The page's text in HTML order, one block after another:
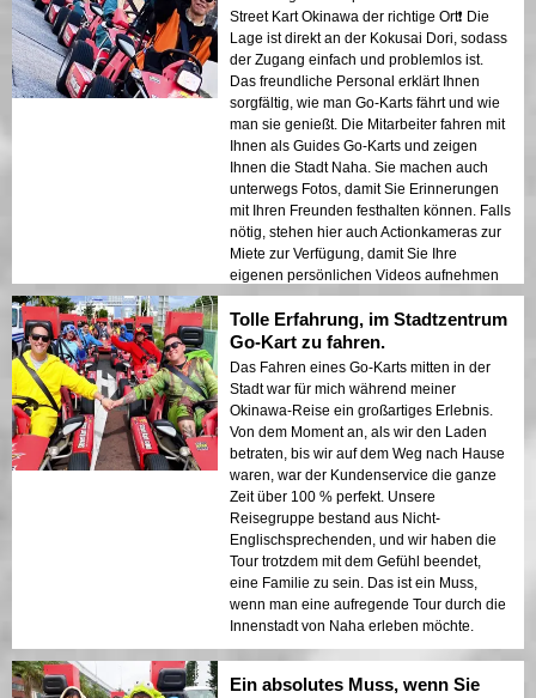
Street Kart Okinawa der richtige Ort❗️ Die
Lage ist direkt an der Kokusai Dori, sodass
der Zugang einfach und problemlos ist.
Das freundliche Personal erklärt Ihnen
sorgfältig, wie man Go-Karts fährt und wie
man sie genießt. Die Mitarbeiter fahren mit
Ihnen als Guides Go-Karts und zeigen
Ihnen die Stadt Naha. Sie machen auch
unterwegs Fotos, damit Sie Erinnerungen
mit Ihren Freunden festhalten können. Falls
nötig, stehen hier auch Actionkameras zur
Miete zur Verfügung, damit Sie Ihre
eigenen persönlichen Videos aufnehmen
können.
Tolle Erfahrung, im Stadtzentrum
Go-Kart zu fahren.
Das Fahren eines Go-Karts mitten in der
Stadt war für mich während meiner
Okinawa-Reise ein großartiges Erlebnis.
Von dem Moment an, als wir den Laden
betraten, bis wir auf dem Weg nach Hause
waren, war der Kundenservice die ganze
Zeit über 100 % perfekt. Unsere
Reisegruppe bestand aus Nicht-
Englischsprechenden, und wir haben die
Tour trotzdem mit dem Gefühl beendet,
eine Familie zu sein. Das ist ein Muss,
wenn man eine aufregende Tour durch die
Innenstadt von Naha erleben möchte.
Ein absolutes Muss, wenn Sie